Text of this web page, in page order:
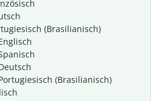
(Brasilianisch)
(Brasilianisch)